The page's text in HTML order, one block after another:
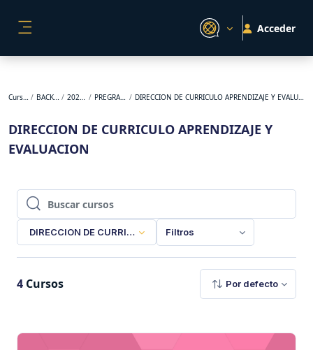
Acceder
Cursos BACKUP 2026-1 PREGRADO DIRECCION DE CURRICULO APRENDIZAJE Y EVALUACION
DIRECCION DE CURRICULO APRENDIZAJE Y
EVALUACION
Buscar cursos
Buscar cursos
DIRECCION DE CURRICULO APRENDIZAJE Y EVALUACION
Filtros
4 Cursos Por defecto